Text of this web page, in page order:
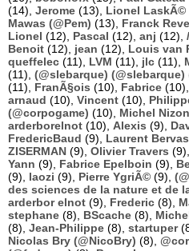
(14), Jerome (13), Lionel LaskÃ©
Mawas (@Pem) (13), Franck
Lionel (12), Pascal (12), anj (12),
Benoit (12), jean (12), Louis van
queffelec (11), LVM (11), jlc (11),
(11), (@slebarque) (@slebarque)
(11), FranÃ§ois (10), Fabrice (10),
arnaud (10), Vincent (10),
(@corpogame) (10), Michel
arderborelnot (10), Alexis (9),
FredericBaud (9), Laurent Bervas
ZISERMAN (9), Olivier Travers (9),
Yann (9), Fabrice Epelboin (9),
(9), laozi (9), Pierre YgriÃ© (9),
des sciences de la nature et de
arderbor elnot (9), Frederic (8),
stephane (8), BScache (8),
(8), Jean-Philippe (8), startuper
Nicolas Bry (@NicoBry) (8),